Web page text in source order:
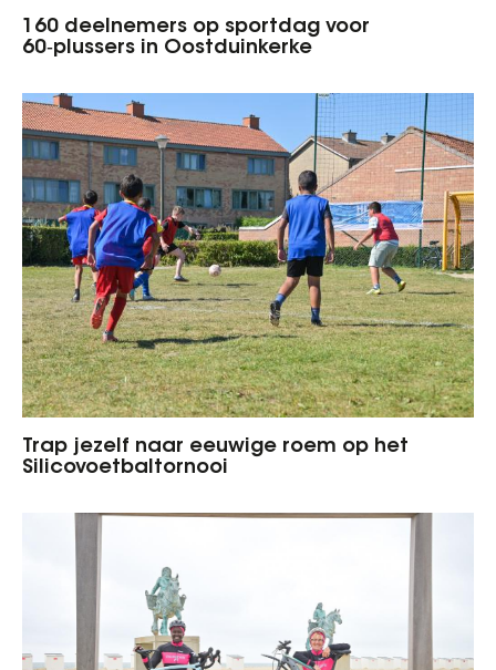
160 deelnemers op sportdag voor
60‑plussers in Oostduinkerke
Trap jezelf naar eeuwige roem op het
Silicovoetbaltornooi